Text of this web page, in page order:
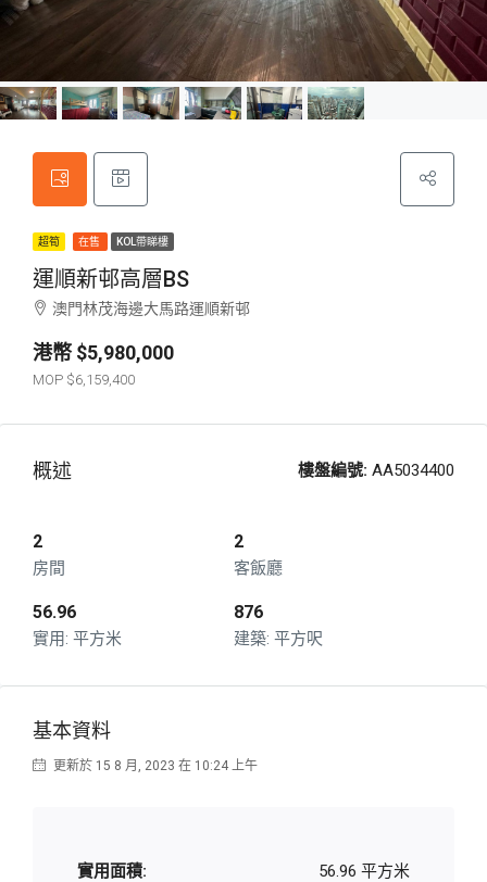
超筍 在售 KOL帶睇樓
運順新邨高層BS
澳門林茂海邊大馬路運順新邨
$5,980,000
$6,159,400
概述 樓盤編號: AA5034400
2
房間
2
客飯廳
56.96
平方米
876
平方呎
基本資料
更新於 15 8 月, 2023 在 10:24 上午
實用面積: 56.96 平方米